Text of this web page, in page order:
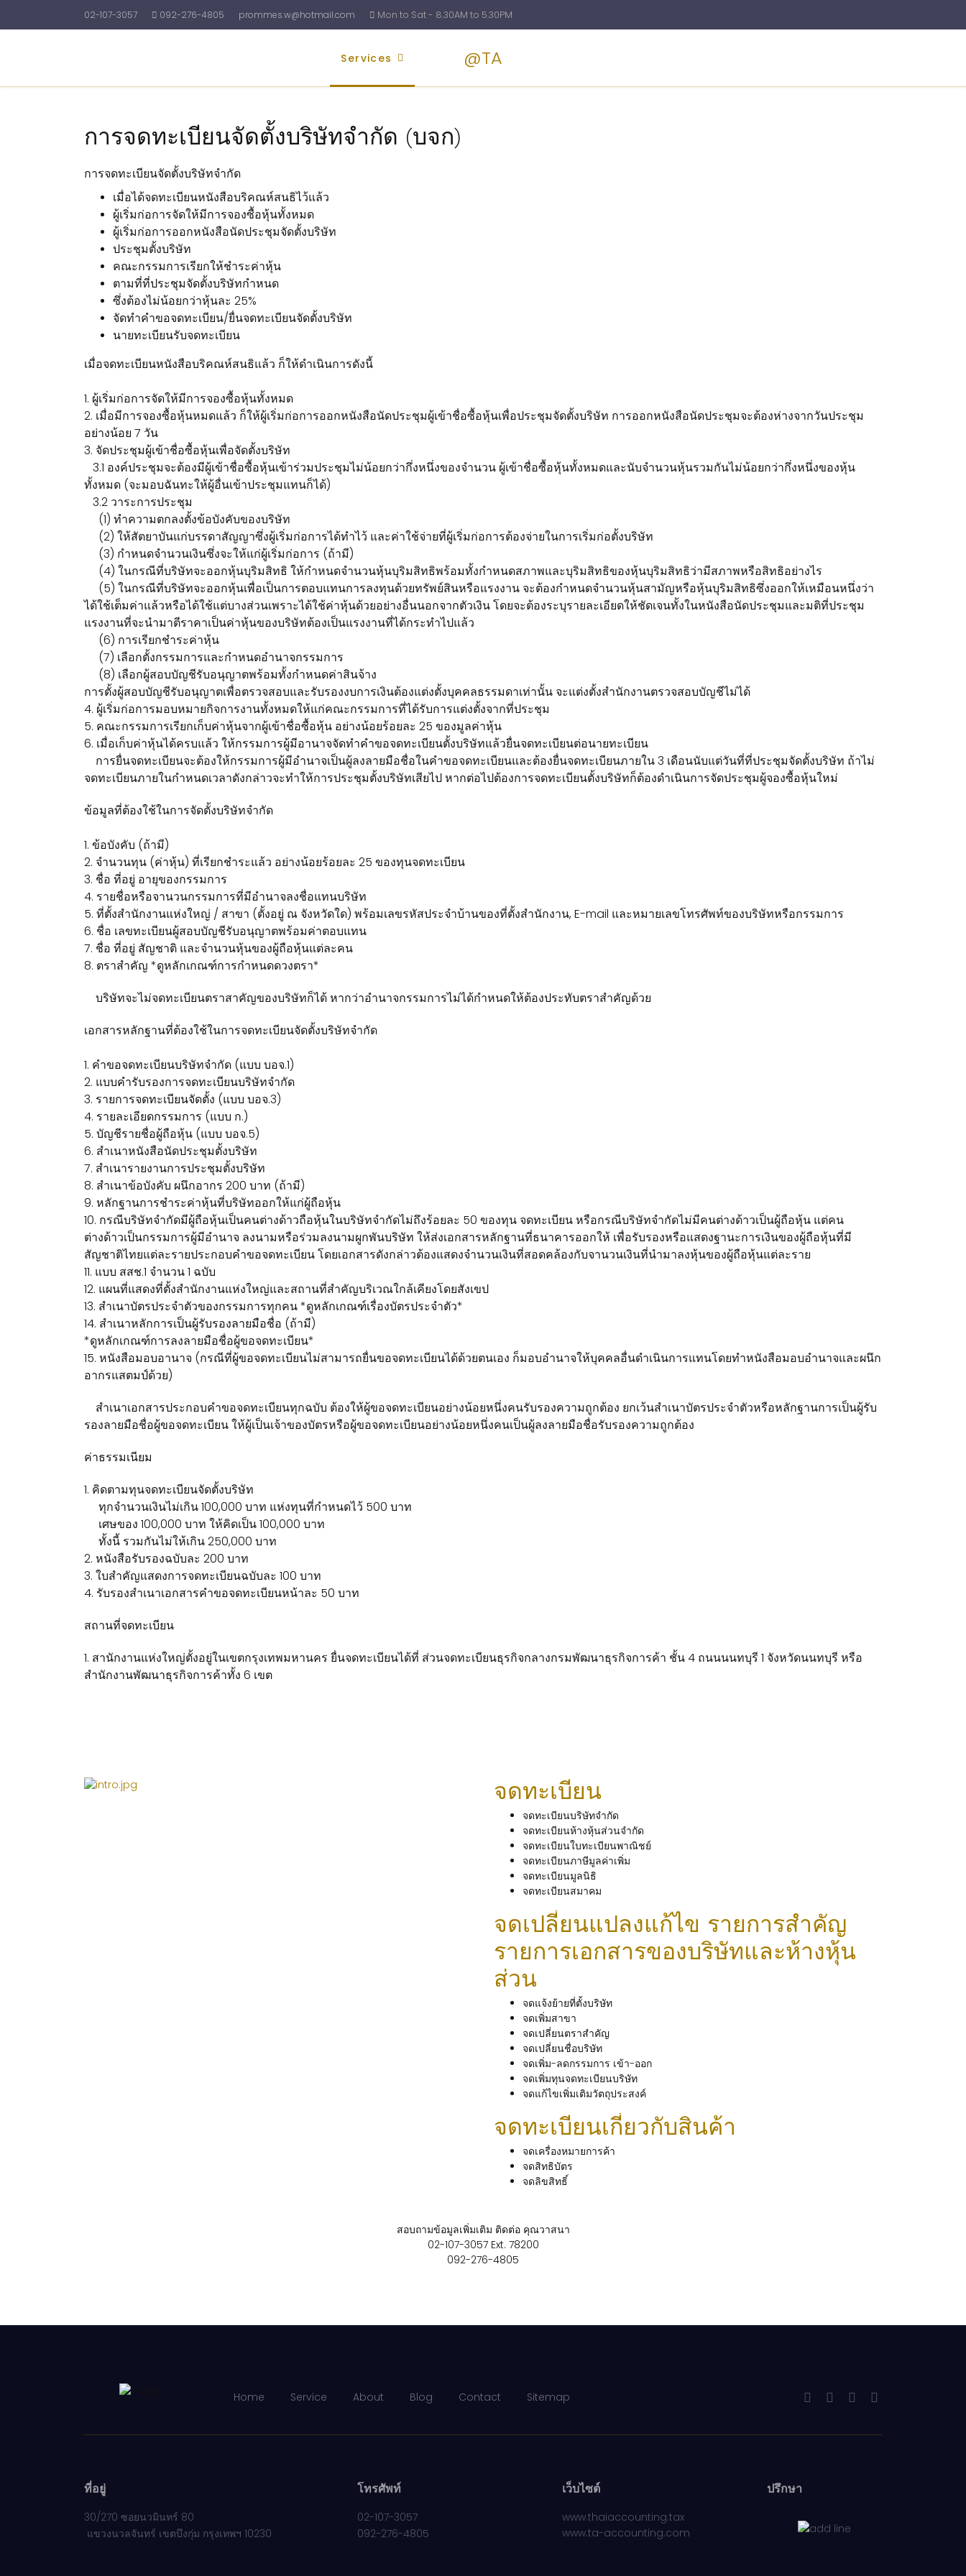
02-107-3057 092-276-4805 prommes.w@hotmail.com Mon to Sat - 8.30AM to 5.30PM
Services @TA
การจดทะเบียนจัดตั้งบริษัทจำกัด (บจก)
การจดทะเบียนจัดตั้งบริษัทจำกัด
เมื่อได้จดทะเบียนหนังสือบริคณห์สนธิไว้แล้ว
ผู้เริ่มก่อการจัดให้มีการจองซื้อหุ้นทั้งหมด
ผู้เริ่มก่อการออกหนังสือนัดประชุมจัดตั้งบริษัท
ประชุมตั้งบริษัท
คณะกรรมการเรียกให้ชำระค่าหุ้น
ตามที่ที่ประชุมจัดตั้งบริษัทกำหนด
ซึ่งต้องไม่น้อยกว่าหุ้นละ 25%
จัดทำคำขอจดทะเบียน/ยื่นจดทะเบียนจัดตั้งบริษัท
นายทะเบียนรับจดทะเบียน
เมื่อจดทะเบียนหนังสือบริคณห์สนธิแล้ว ก็ให้ดำเนินการดังนี้
1. ผู้เริ่มก่อการจัดให้มีการจองซื้อหุ้นทั้งหมด
2. เมื่อมีการจองซื้อหุ้นหมดแล้ว ก็ให้ผู้เริ่มก่อการออกหนังสือนัดประชุมผู้เข้าชื่อซื้อหุ้นเพื่อประชุมจัดตั้งบริษัท การออกหนังสือนัดประชุมจะต้องห่างจากวันประชุม
อย่างน้อย 7 วัน
3. จัดประชุมผู้เข้าชื่อซื้อหุ้นเพื่อจัดตั้งบริษัท
3.1 องค์ประชุมจะต้องมีผู้เข้าชื่อซื้อหุ้นเข้าร่วมประชุมไม่น้อยกว่ากึ่งหนึ่งของจำนวน ผู้เข้าชื่อซื้อหุ้นทั้งหมดและนับจำนวนหุ้นรวมกันไม่น้อยกว่ากึ่งหนึ่งของหุ้น
ทั้งหมด (จะมอบฉันทะให้ผู้อื่นเข้าประชุมแทนก็ได้)
3.2 วาระการประชุม
(1) ทำความตกลงตั้งข้อบังคับของบริษัท
(2) ให้สัตยาบันแก่บรรดาสัญญาซึ่งผู้เริ่มก่อการได้ทำไว้ และค่าใช้จ่ายที่ผู้เริ่มก่อการต้องจ่ายในการเริ่มก่อตั้งบริษัท
(3) กำหนดจำนวนเงินซึ่งจะให้แก่ผู้เริ่มก่อการ (ถ้ามี)
(4) ในกรณีที่บริษัทจะออกหุ้นบุริมสิทธิ ให้กำหนดจำนวนหุ้นบุริมสิทธิพร้อมทั้งกำหนดสภาพและบุริมสิทธิของหุ้นบุริมสิทธิว่ามีสภาพหรือสิทธิอย่างไร
(5) ในกรณีที่บริษัทจะออกหุ้นเพื่อเป็นการตอบแทนการลงทุนด้วยทรัพย์สินหรือแรงงาน จะต้องกำหนดจำนวนหุ้นสามัญหรือหุ้นบุริมสิทธิซึ่งออกให้เหมือนหนึ่งว่า
ได้ใช้เต็มค่าแล้วหรือได้ใช้แต่บางส่วนเพราะได้ใช้ค่าหุ้นด้วยอย่างอื่นนอกจากตัวเงิน โดยจะต้องระบุรายละเอียดให้ชัดเจนทั้งในหนังสือนัดประชุมและมติที่ประชุม
แรงงานที่จะนำมาตีราคาเป็นค่าหุ้นของบริษัทต้องเป็นแรงงานที่ได้กระทำไปแล้ว
(6) การเรียกชำระค่าหุ้น
(7) เลือกตั้งกรรมการและกำหนดอำนาจกรรมการ
(8) เลือกผู้สอบบัญชีรับอนุญาตพร้อมทั้งกำหนดค่าสินจ้าง
การตั้งผู้สอบบัญชีรับอนุญาตเพื่อตรวจสอบและรับรองงบการเงินต้องแต่งตั้งบุคคลธรรมดาเท่านั้น จะแต่งตั้งสำนักงานตรวจสอบบัญชีไม่ได้
4. ผู้เริ่มก่อการมอบหมายกิจการงานทั้งหมดให้แก่คณะกรรมการที่ได้รับการแต่งตั้งจากที่ประชุม
5. คณะกรรมการเรียกเก็บค่าหุ้นจากผู้เข้าชื่อซื้อหุ้น อย่างน้อยร้อยละ 25 ของมูลค่าหุ้น
6. เมื่อเก็บค่าหุ้นได้ครบแล้ว ให้กรรมการผู้มีอานาจจัดทำคำขอจดทะเบียนตั้งบริษัทแล้วยื่นจดทะเบียนต่อนายทะเบียน
การยื่นจดทะเบียนจะต้องให้กรรมการผู้มีอำนาจเป็นผู้ลงลายมือชื่อในคำขอจดทะเบียนและต้องยื่นจดทะเบียนภายใน 3 เดือนนับแต่วันที่ที่ประชุมจัดตั้งบริษัท ถ้าไม่
จดทะเบียนภายในกำหนดเวลาดังกล่าวจะทำให้การประชุมตั้งบริษัทเสียไป หากต่อไปต้องการจดทะเบียนตั้งบริษัทก็ต้องดำเนินการจัดประชุมผู้จองซื้อหุ้นใหม่
ข้อมูลที่ต้องใช้ในการจัดตั้งบริษัทจำกัด
1. ข้อบังคับ (ถ้ามี)
2. จำนวนทุน (ค่าหุ้น) ที่เรียกชำระแล้ว อย่างน้อยร้อยละ 25 ของทุนจดทะเบียน
3. ชื่อ ที่อยู่ อายุของกรรมการ
4. รายชื่อหรือจานวนกรรมการที่มีอำนาจลงชื่อแทนบริษัท
5. ที่ตั้งสำนักงานแห่งใหญ่ / สาขา (ตั้งอยู่ ณ จังหวัดใด) พร้อมเลขรหัสประจำบ้านของที่ตั้งสำนักงาน, E-mail และหมายเลขโทรศัพท์ของบริษัทหรือกรรมการ
6. ชื่อ เลขทะเบียนผู้สอบบัญชีรับอนุญาตพร้อมค่าตอบแทน
7. ชื่อ ที่อยู่ สัญชาติ และจำนวนหุ้นของผู้ถือหุ้นแต่ละคน
8. ตราสำคัญ *ดูหลักเกณฑ์การกำหนดดวงตรา*
บริษัทจะไม่จดทะเบียนตราสาคัญของบริษัทก็ได้ หากว่าอำนาจกรรมการไม่ได้กำหนดให้ต้องประทับตราสำคัญด้วย
เอกสารหลักฐานที่ต้องใช้ในการจดทะเบียนจัดตั้งบริษัทจำกัด
1. คำขอจดทะเบียนบริษัทจำกัด (แบบ บอจ.1)
2. แบบคำรับรองการจดทะเบียนบริษัทจำกัด
3. รายการจดทะเบียนจัดตั้ง (แบบ บอจ.3)
4. รายละเอียดกรรมการ (แบบ ก.)
5. บัญชีรายชื่อผู้ถือหุ้น (แบบ บอจ.5)
6. สำเนาหนังสือนัดประชุมตั้งบริษัท
7. สำเนารายงานการประชุมตั้งบริษัท
8. สำเนาข้อบังคับ ผนึกอากร 200 บาท (ถ้ามี)
9. หลักฐานการชำระค่าหุ้นที่บริษัทออกให้แก่ผู้ถือหุ้น
10. กรณีบริษัทจำกัดมีผู้ถือหุ้นเป็นคนต่างด้าวถือหุ้นในบริษัทจำกัดไม่ถึงร้อยละ 50 ของทุน จดทะเบียน หรือกรณีบริษัทจำกัดไม่มีคนต่างด้าวเป็นผู้ถือหุ้น แต่คน
ต่างด้าวเป็นกรรมการผู้มีอำนาจ ลงนามหรือร่วมลงนามผูกพันบริษัท ให้ส่งเอกสารหลักฐานที่ธนาคารออกให้ เพื่อรับรองหรือแสดงฐานะการเงินของผู้ถือหุ้นที่มี
สัญชาติไทยแต่ละรายประกอบคำขอจดทะเบียน โดยเอกสารดังกล่าวต้องแสดงจำนวนเงินที่สอดคล้องกับจานวนเงินที่นำมาลงหุ้นของผู้ถือหุ้นแต่ละราย
11. แบบ สสช.1 จำนวน 1 ฉบับ
12. แผนที่แสดงที่ตั้งสำนักงานแห่งใหญ่และสถานที่สำคัญบริเวณใกล้เคียงโดยสังเขป
13. สำเนาบัตรประจำตัวของกรรมการทุกคน *ดูหลักเกณฑ์เรื่องบัตรประจำตัว*
14. สำเนาหลักการเป็นผู้รับรองลายมือชื่อ (ถ้ามี)
*ดูหลักเกณฑ์การลงลายมือชื่อผู้ขอจดทะเบียน*
15. หนังสือมอบอานาจ (กรณีที่ผู้ขอจดทะเบียนไม่สามารถยื่นขอจดทะเบียนได้ด้วยตนเอง ก็มอบอำนาจให้บุคคลอื่นดำเนินการแทนโดยทำหนังสือมอบอำนาจและผนึก
อากรแสตมป์ด้วย)
สำเนาเอกสารประกอบคำขอจดทะเบียนทุกฉบับ ต้องให้ผู้ขอจดทะเบียนอย่างน้อยหนึ่งคนรับรองความถูกต้อง ยกเว้นสำเนาบัตรประจำตัวหรือหลักฐานการเป็นผู้รับ
รองลายมือชื่อผู้ขอจดทะเบียน ให้ผู้เป็นเจ้าของบัตรหรือผู้ขอจดทะเบียนอย่างน้อยหนึ่งคนเป็นผู้ลงลายมือชื่อรับรองความถูกต้อง
ค่าธรรมเนียม
1. คิดตามทุนจดทะเบียนจัดตั้งบริษัท
ทุกจำนวนเงินไม่เกิน 100,000 บาท แห่งทุนที่กำหนดไว้ 500 บาท
เศษของ 100,000 บาท ให้คิดเป็น 100,000 บาท
ทั้งนี้ รวมกันไม่ให้เกิน 250,000 บาท
2. หนังสือรับรองฉบับละ 200 บาท
3. ใบสำคัญแสดงการจดทะเบียนฉบับละ 100 บาท
4. รับรองสำเนาเอกสารคำขอจดทะเบียนหน้าละ 50 บาท
สถานที่จดทะเบียน
1. สานักงานแห่งใหญ่ตั้งอยู่ในเขตกรุงเทพมหานคร ยื่นจดทะเบียนได้ที่ ส่วนจดทะเบียนธุรกิจกลางกรมพัฒนาธุรกิจการค้า ชั้น 4 ถนนนนทบุรี 1 จังหวัดนนทบุรี หรือ
สำนักงานพัฒนาธุรกิจการค้าทั้ง 6 เขต
จดทะเบียน
จดทะเบียนบริษัทจำกัด
จดทะเบียนห้างหุ้นส่วนจำกัด
จดทะเบียนใบทะเบียนพาณิชย์
จดทะเบียนภาษีมูลค่าเพิ่ม
จดทะเบียนมูลนิธิ
จดทะเบียนสมาคม
จดเปลี่ยนแปลงแก้ไข รายการสำคัญ
รายการเอกสารของบริษัทและห้างหุ้น
ส่วน
จดแจ้งย้ายที่ตั้งบริษัท
จดเพิ่มสาขา
จดเปลี่ยนตราสำคัญ
จดเปลี่ยนชื่อบริษัท
จดเพิ่ม-ลดกรรมการ เข้า-ออก
จดเพิ่มทุนจดทะเบียนบริษัท
จดแก้ไขเพิ่มเติมวัตถุประสงค์
จดทะเบียนเกี่ยวกับสินค้า
จดเครื่องหมายการค้า
จดสิทธิบัตร
จดลิขสิทธิ์
สอบถามข้อมูลเพิ่มเติม ติดต่อ คุณวาสนา
02-107-3057 Ext. 78200
092-276-4805
Home Service About Blog Contact Sitemap
ที่อยู่
30/270 ซอยนวมินทร์ 80
แขวงนวลจันทร์ เขตบึงกุ่ม กรุงเทพฯ 10230
โทรศัพท์
02-107-3057
092-276-4805
เว็บไซต์
www.thaiaccounting.tax
www.ta-accounting.com
ปรึกษา